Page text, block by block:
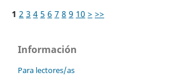
1 2 3 4 5 6 7 8 9 10 > >>
Información
Para lectores/as